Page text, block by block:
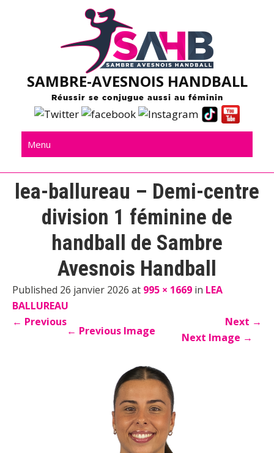
SAMBRE-AVESNOIS HANDBALL
Réussir se conjugue aussi au féminin
Menu
lea-ballureau – Demi-centre
division 1 féminine de
handball de Sambre
Avesnois Handball
Published 26 janvier 2026 at 995 × 1669 in LEA
BALLUREAU
← Previous Next →
← Previous Image Next Image →